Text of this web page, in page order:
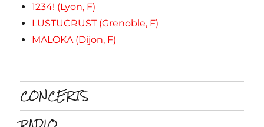
1234! (Lyon, F)
LUSTUCRUST (Grenoble, F)
MALOKA (Dijon, F)
CONCERTS